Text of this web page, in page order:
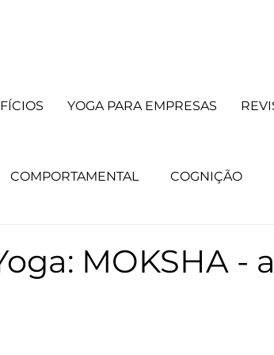
YOGA PARA EMPRESAS
COMPORTAMENTAL COGNIÇÃO
MOKSHA -